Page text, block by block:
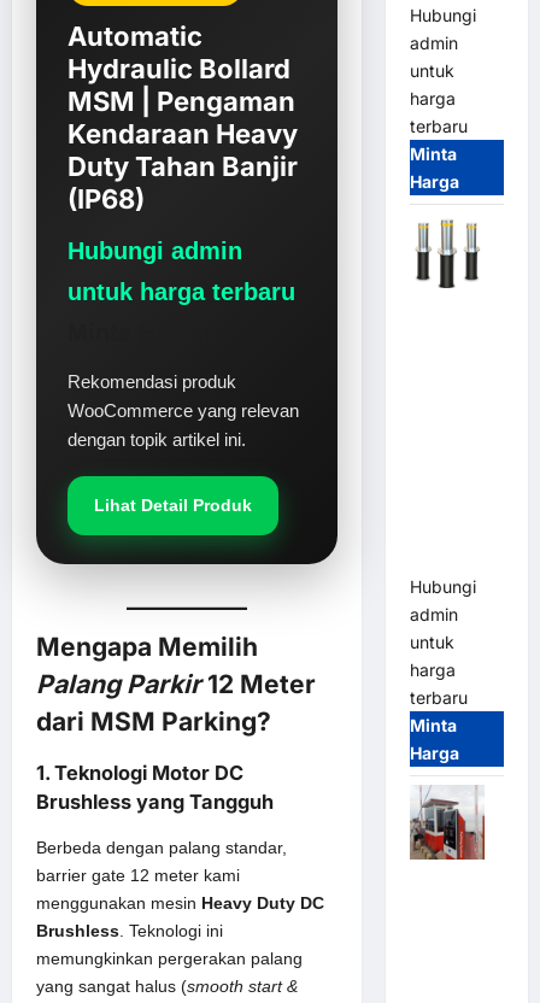
Automatic
Hydraulic Bollard
MSM | Pengaman
Kendaraan Heavy
Duty Tahan Banjir
(IP68)
Hubungi admin
untuk harga terbaru
Rekomendasi produk
WooCommerce yang relevan
dengan topik artikel ini.
Lihat Detail Produk
Mengapa Memilih
Palang Parkir12 Meter
dari MSM Parking?
1. Teknologi Motor DC
Brushless yang Tangguh
Berbeda dengan palang standar,
barrier gate 12 meter kami
menggunakan mesin Heavy Duty DC
Brushless. Teknologi ini
memungkinkan pergerakan palang
yang sangat halus (smooth start &
Hubungi
admin
untuk
harga
terbaru
Minta
Harga
Hubungi
admin
untuk
harga
terbaru
Minta
Harga